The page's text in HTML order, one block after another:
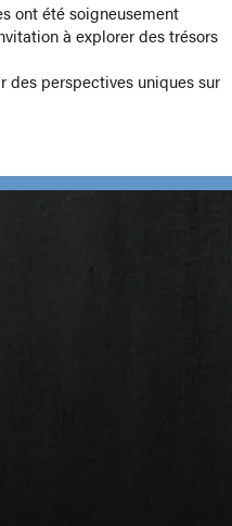
ont été soigneusement
à explorer des trésors
des perspectives uniques sur